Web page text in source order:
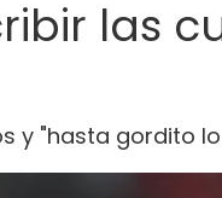
las
y "hasta gordito